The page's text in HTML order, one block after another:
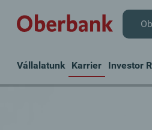
Vállalatunk Karrier Investor